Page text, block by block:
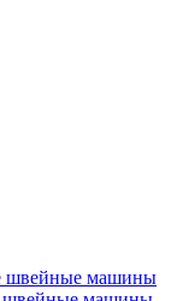
швейные машины